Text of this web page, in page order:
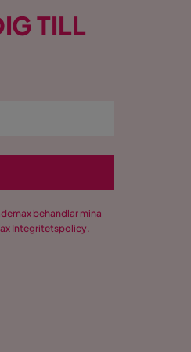
TILL
behandlar mina
Integritetspolicy.